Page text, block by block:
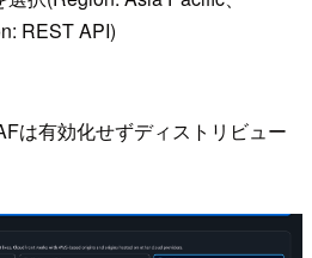
REST API)
は有効化せずディストリビュー